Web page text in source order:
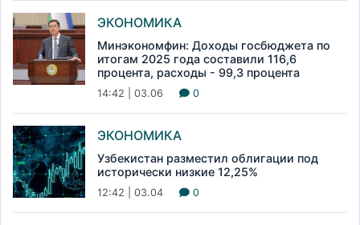
ЭКОНОМИКА
Минэкономфин: Доходы госбюджета по
итогам 2025 года составили 116,6
процента, расходы - 99,3 процента
14:42 | 03.06 0
ЭКОНОМИКА
Узбекистан разместил облигации под
исторически низкие 12,25%
12:42 | 03.04 0